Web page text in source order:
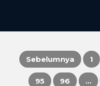
Paginasi
Sebelumnya 1
95 96 …